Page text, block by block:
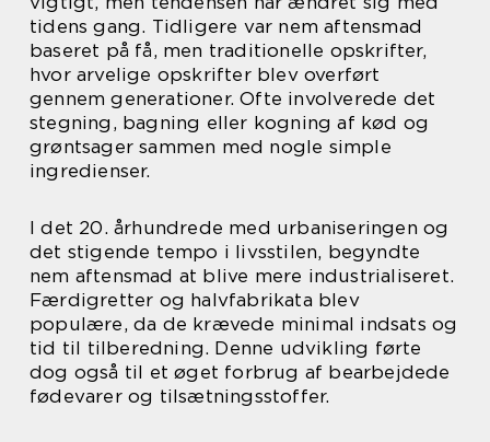
tidens gang. Tidligere var nem aftensmad
baseret på få, men traditionelle opskrifter,
hvor arvelige opskrifter blev overført
gennem generationer. Ofte involverede det
stegning, bagning eller kogning af kød og
grøntsager sammen med nogle simple
ingredienser.
I det 20. århundrede med urbaniseringen og
det stigende tempo i livsstilen, begyndte
nem aftensmad at blive mere industrialiseret.
Færdigretter og halvfabrikata blev
populære, da de krævede minimal indsats og
tid til tilberedning. Denne udvikling førte
dog også til et øget forbrug af bearbejdede
fødevarer og tilsætningsstoffer.